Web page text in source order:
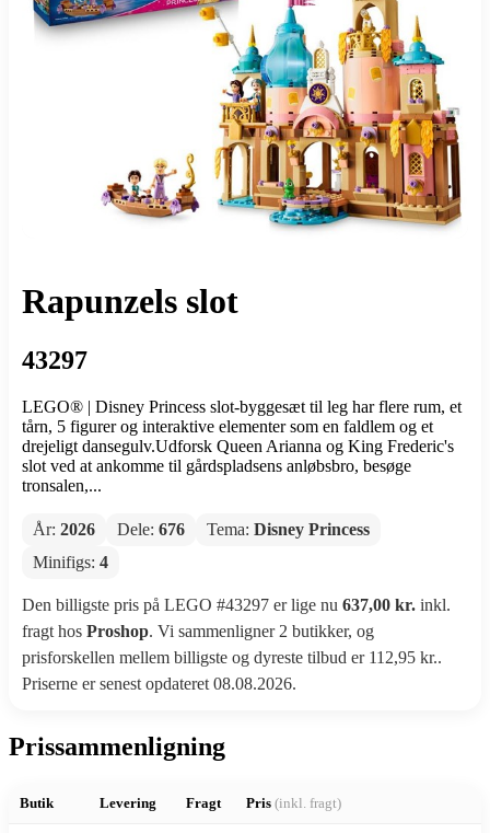
Rapunzels slot
43297
LEGO® | Disney Princess slot-byggesæt til leg har flere rum, et
tårn, 5 figurer og interaktive elementer som en faldlem og et
drejeligt dansegulv.Udforsk Queen Arianna og King Frederic's
slot ved at ankomme til gårdspladsens anløbsbro, besøge
tronsalen,...
År: 2026 Dele: 676 Tema: Disney Princess
Minifigs: 4
Den billigste pris på LEGO #43297 er lige nu 637,00 kr. inkl.
fragt hos Proshop. Vi sammenligner 2 butikker, og
prisforskellen mellem billigste og dyreste tilbud er 112,95 kr..
Priserne er senest opdateret 08.08.2026.
Prissammenligning
Butik Levering Fragt Pris (inkl. fragt)